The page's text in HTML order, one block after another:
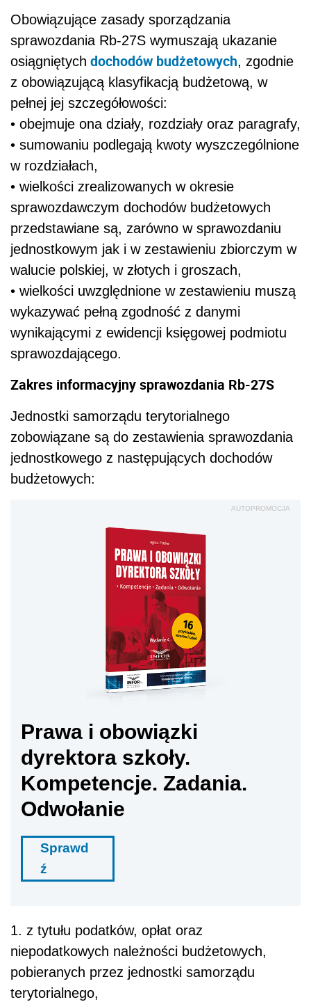
Obowiązujące zasady sporządzania
sprawozdania Rb-27S wymuszają ukazanie
osiągniętych dochodów budżetowych, zgodnie
z obowiązującą klasyfikacją budżetową, w
pełnej jej szczegółowości:
• obejmuje ona działy, rozdziały oraz paragrafy,
• sumowaniu podlegają kwoty wyszczególnione
w rozdziałach,
• wielkości zrealizowanych w okresie
sprawozdawczym dochodów budżetowych
przedstawiane są, zarówno w sprawozdaniu
jednostkowym jak i w zestawieniu zbiorczym w
walucie polskiej, w złotych i groszach,
• wielkości uwzględnione w zestawieniu muszą
wykazywać pełną zgodność z danymi
wynikającymi z ewidencji księgowej podmiotu
sprawozdającego.
Zakres informacyjny sprawozdania Rb-27S
Jednostki samorządu terytorialnego
zobowiązane są do zestawienia sprawozdania
jednostkowego z następujących dochodów
budżetowych:
AUTOPROMOCJA
Prawa i obowiązki
dyrektora szkoły.
Kompetencje. Zadania.
Odwołanie
Sprawd
ź
1. z tytułu podatków, opłat oraz
niepodatkowych należności budżetowych,
pobieranych przez jednostki samorządu
terytorialnego,